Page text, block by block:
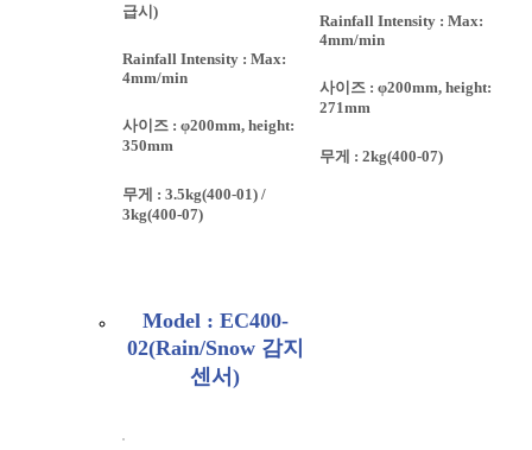
급시)
Rainfall Intensity : Max:
4mm/min
사이즈 : φ200mm, height:
350mm
무게 : 3.5kg(400-01) /
3kg(400-07)
Rainfall Intensity : Max:
4mm/min
사이즈 : φ200mm, height:
271mm
무게 : 2kg(400-07)
Model : EC400-
02(Rain/Snow 감지
센서)